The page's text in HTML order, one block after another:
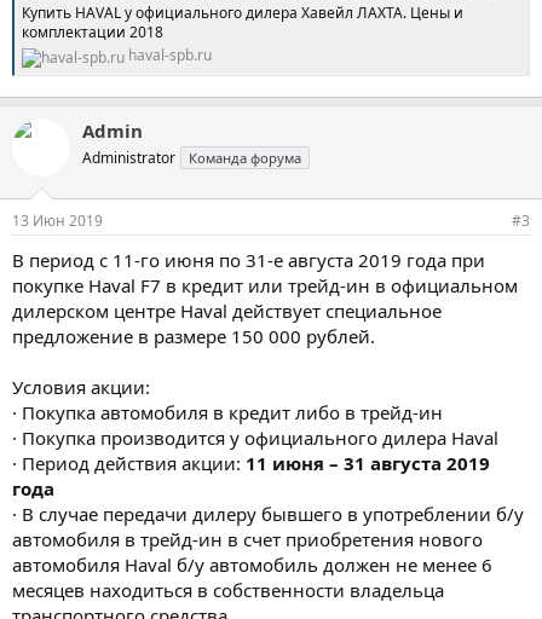
Купить HAVAL у официального дилера Хавейл ЛАХТА. Цены и
комплектации 2018
haval-spb.ru
Admin
Administrator Команда форума
13 Июн 2019 #3
В период с 11-го июня по 31-е августа 2019 года при
покупке Haval F7 в кредит или трейд-ин в официальном
дилерском центре Haval действует специальное
предложение в размере 150 000 рублей.
Условия акции:
· Покупка автомобиля в кредит либо в трейд-ин
· Покупка производится у официального дилера Haval
· Период действия акции: 11 июня – 31 августа 2019
года
· В случае передачи дилеру бывшего в употреблении б/у
автомобиля в трейд-ин в счет приобретения нового
автомобиля Haval б/у автомобиль должен не менее 6
месяцев находиться в собственности владельца